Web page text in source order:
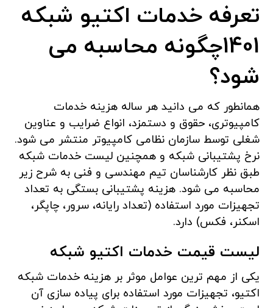
تعرفه خدمات اکتیو شبکه
1401چگونه محاسبه می
شود؟
همانطور که می دانید هر ساله هزینه خدمات
کامپیوتری، حقوق و دستمزد، انواع ضرایب و عناوین
شغلی توسط سازمان نظامی کامپیوتر منتشر می شود.
نرخ پشتیبانی شبکه و همچنین لیست خدمات شبکه
طبق نظر کارشناسان تیم مهندسی و فنی به شرح زیر
محاسبه می شود. هزینه پشتیبانی بستگی به تعداد
تجهیزات مورد استفاده (تعداد رایانه، سرور، چاپگر،
اسکنر، فکس) دارد.
لیست قیمت خدمات اکتیو شبکه
یکی از مهم ترین عوامل موثر بر هزینه خدمات شبکه
اکتیو، تجهیزات مورد استفاده برای پیاده سازی آن